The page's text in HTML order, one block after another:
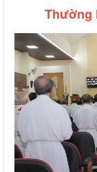
Thường